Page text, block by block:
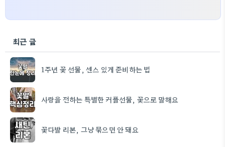
최근 글
1주년 꽃 선물, 센스 있게 준비하는 법
사랑을 전하는 특별한 커플선물, 꽃으로 말해요
꽃다발 리본, 그냥 묶으면 안 돼요